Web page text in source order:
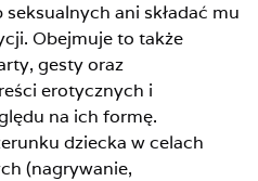
ani składać mu
Obejmuje to także
gesty oraz
erotycznych i
na ich formę.
dziecka w celach
(nagrywanie,